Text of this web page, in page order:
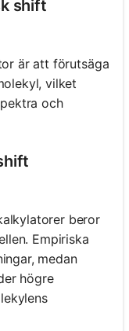
shift
är att förutsäga
vilket
och
beror
Empiriska
medan
högre